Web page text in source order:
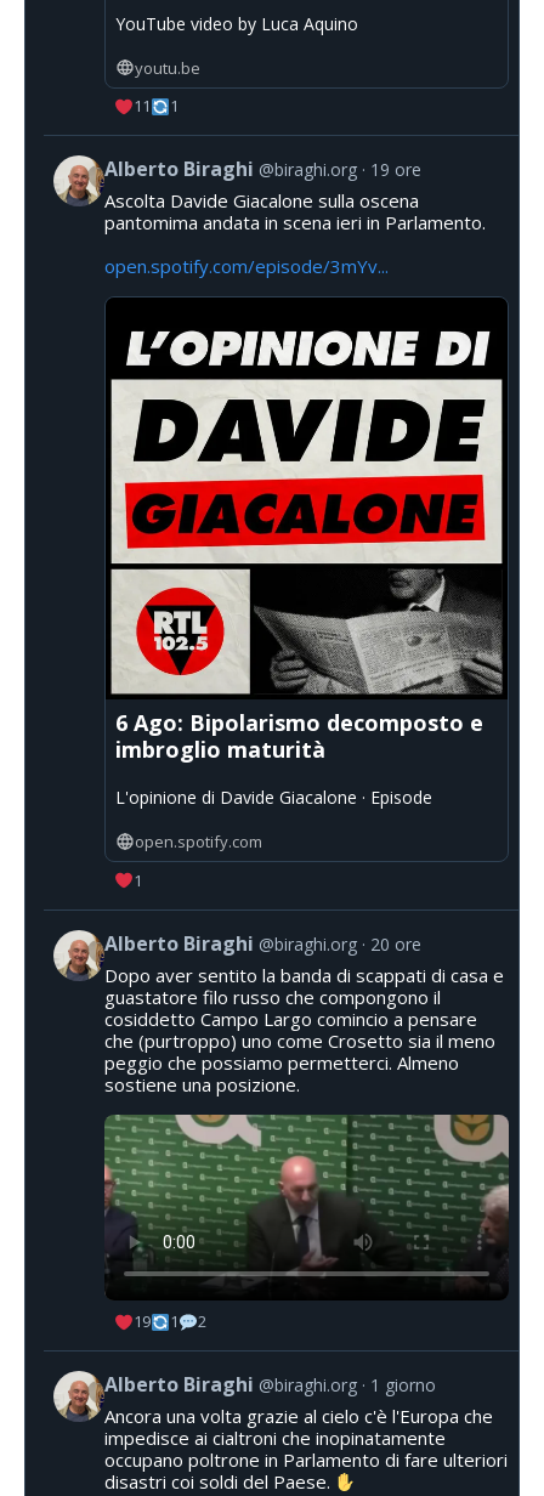
YouTube video by Luca Aquino
youtu.be
11
1
Alberto Biraghi @biraghi.org 19 ore
Ascolta Davide Giacalone sulla oscena
pantomima andata in scena ieri in Parlamento.
open.spotify.com/episode/3mYv...
6 Ago: Bipolarismo decomposto e
imbroglio maturità
L'opinione di Davide Giacalone · Episode
open.spotify.com
1
Alberto Biraghi @biraghi.org 20 ore
Dopo aver sentito la banda di scappati di casa e
guastatore filo russo che compongono il
cosiddetto Campo Largo comincio a pensare
che (purtroppo) uno come Crosetto sia il meno
peggio che possiamo permetterci. Almeno
sostiene una posizione.
19 1 2
Alberto Biraghi @biraghi.org 1 giorno
Ancora una volta grazie al cielo c'è l'Europa che
impedisce ai cialtroni che inopinatamente
occupano poltrone in Parlamento di fare ulteriori
disastri coi soldi del Paese.